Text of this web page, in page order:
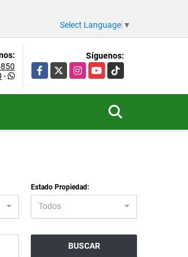
Select Language ▼
-
Síguenos:
Facebook
X InstagramYouTubeTikTok
Estado Propiedad:
Todos
BUSCAR